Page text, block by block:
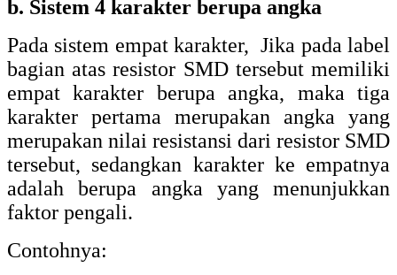
b. Sistem 4 karakter berupa angka
Pada sistem empat karakter, Jika pada label
bagian atas resistor SMD tersebut memiliki
empat karakter berupa angka, maka tiga
karakter pertama merupakan angka yang
merupakan nilai resistansi dari resistor SMD
tersebut, sedangkan karakter ke empatnya
adalah berupa angka yang menunjukkan
faktor pengali.
Contohnya: